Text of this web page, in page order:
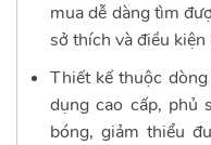
mua dễ dàng tìm
sở thích và điều kiện
Thiết kế thuộc
dụng cao cấp, phủ
bóng, giảm thiểu